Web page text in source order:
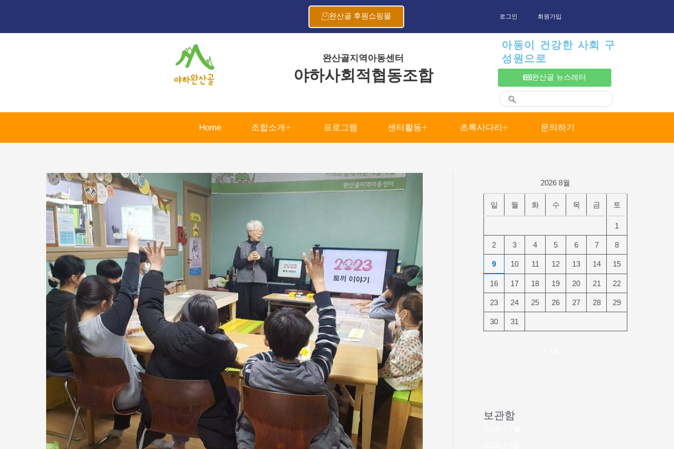
완산골 후원쇼핑몰 로그인 회원가입
완산골지역아동센터
야하사회적협동조합
아동이 건강한 사회 구
성원으로
완산골 뉴스레터
Home 조합소개 프로그램 센터활동 초록사다리 문의하기
2026 8월
일 월 화 수 목 금 토
1
2 3 4 5 6 7 8
9 10 11 12 13 14 15
16 17 18 19 20 21 22
23 24 25 26 27 28 29
30 31
보관함